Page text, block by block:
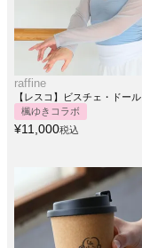
raffine
【レスコ】ビスチェ・ドール
楓ゆきコラボ
¥11,000税込